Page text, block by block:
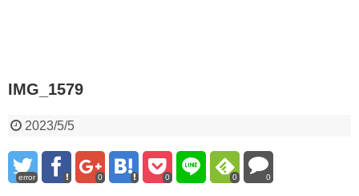
IMG_1579
2023/5/5
error 0 0 0 0